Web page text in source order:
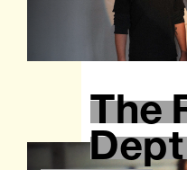
The
Dept